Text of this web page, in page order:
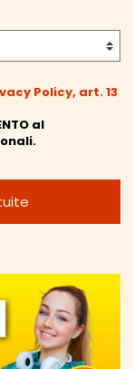
Policy, art. 13
al